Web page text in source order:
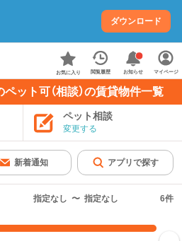
ダウンロード
お気に入り 閲覧履歴 お知らせ マイページ
ット可（相談）の賃貸物件一覧
ペット相談
変更する
新着通知 アプリで探す
指定なし 〜 指定なし 6件